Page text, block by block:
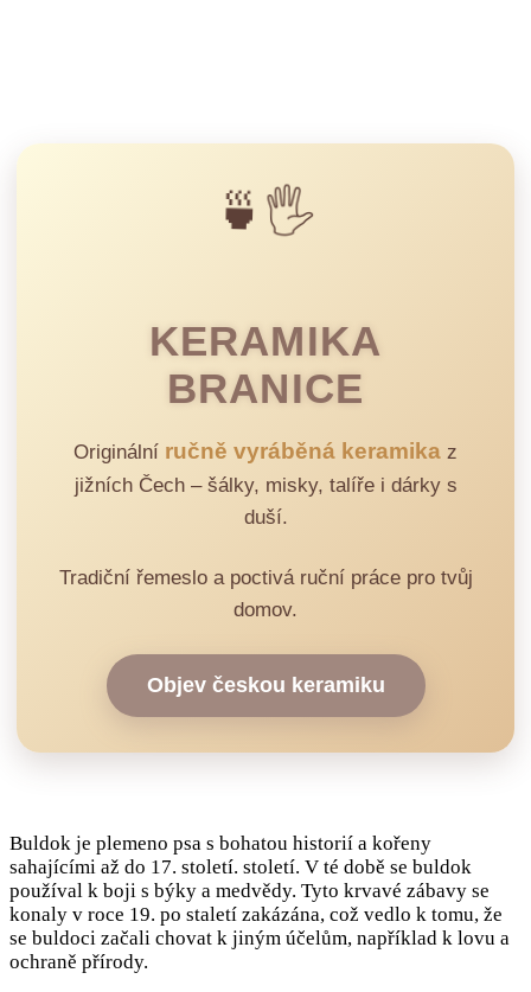
🍵🖐️
KERAMIKA
BRANICE
Originální ručně vyráběná keramika z
jižních Čech – šálky, misky, talíře i dárky s
duší.
Tradiční řemeslo a poctivá ruční práce pro tvůj
domov.
Objev českou keramiku
Buldok je plemeno psa s bohatou historií a kořeny
sahajícími až do 17. století. století. V té době se buldok
používal k boji s býky a medvědy. Tyto krvavé zábavy se
konaly v roce 19. po staletí zakázána, což vedlo k tomu, že
se buldoci začali chovat k jiným účelům, například k lovu a
ochraně přírody.